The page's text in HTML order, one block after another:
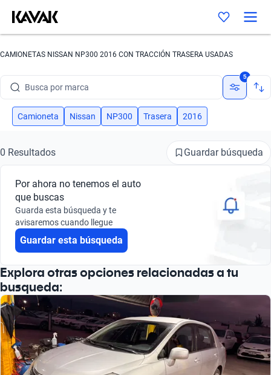
CAMIONETAS NISSAN NP300 2016 CON TRACCIÓN TRASERA USADAS
Busca por marca
Busca por modelo
Busca por año
Busca por marca
Busca por modelo
Busca por año
5
Camioneta Nissan NP300 Trasera 2016
0 Resultados Guardar búsqueda
Por ahora no tenemos el auto
que buscas
Guarda esta búsqueda y te
avisaremos cuando llegue
Guardar esta búsqueda
Explora otras opciones relacionadas a tu
busqueda: